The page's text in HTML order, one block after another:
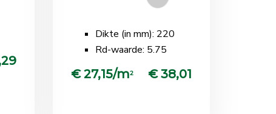
Dikte (in mm): 220
Rd-waarde: 5.75
€ 27,15/m2 € 38,01